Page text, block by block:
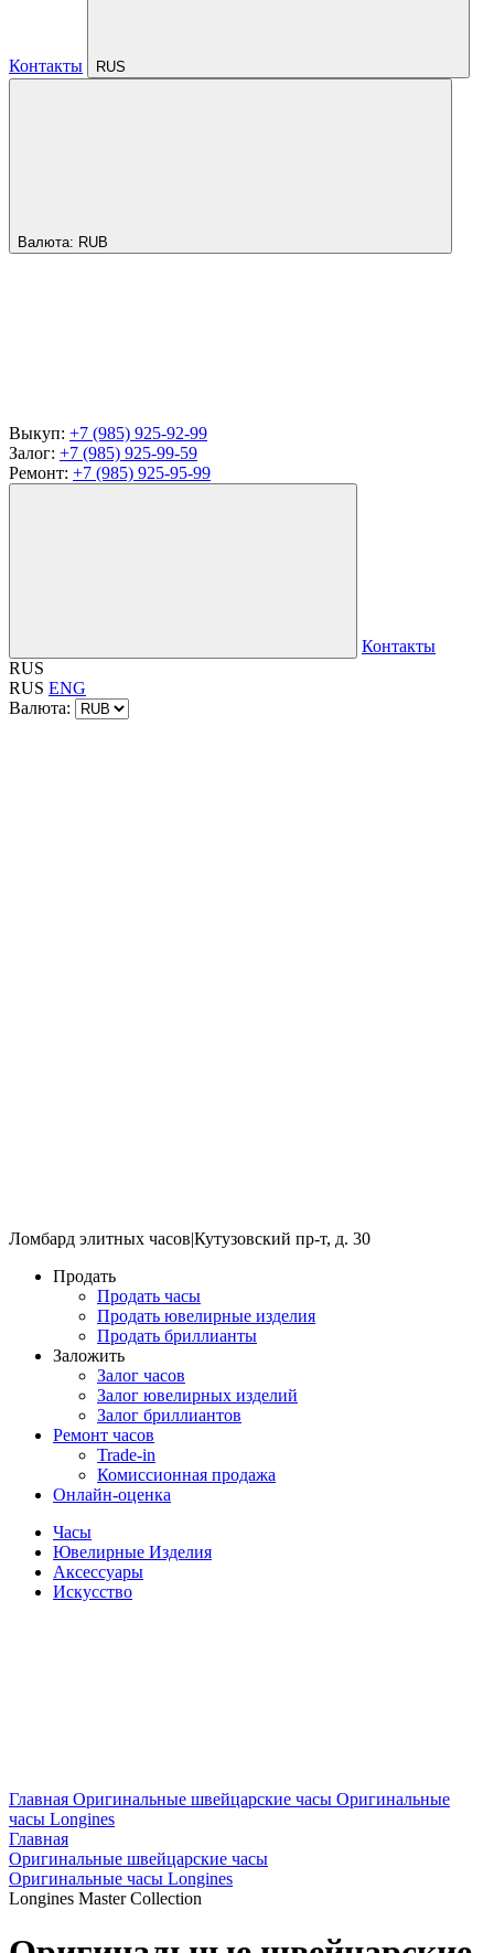
Контакты RUS
Валюта: RUB
Выкуп: +7 (985) 925-92-99
Залог: +7 (985) 925-99-59
Ремонт: +7 (985) 925-95-99
Контакты
RUS
RUS ENG
Валюта:
Ломбард элитных часов|Кутузовский пр-т, д. 30
Продать
Продать часы
Продать ювелирные изделия
Продать бриллианты
Заложить
Залог часов
Залог ювелирных изделий
Залог бриллиантов
Ремонт часов
Trade-in
Комиссионная продажа
Онлайн-оценка
Часы
Ювелирные Изделия
Аксессуары
Искусство
Главная Оригинальные швейцарские часы Оригинальные
часы Longines
Главная
Оригинальные швейцарские часы
Оригинальные часы Longines
Longines Master Collection